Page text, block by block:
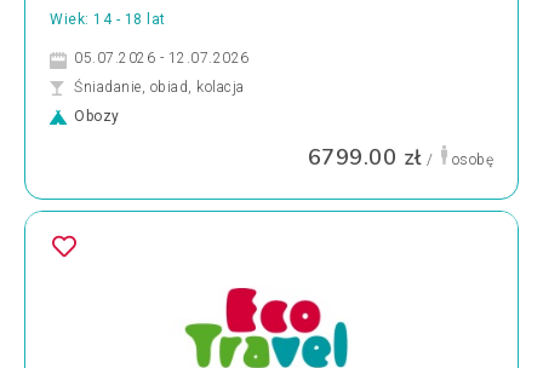
Wiek: 14 - 18 lat
05.07.2026 - 12.07.2026
Śniadanie, obiad, kolacja
Obozy
6799.00 zł / osobę